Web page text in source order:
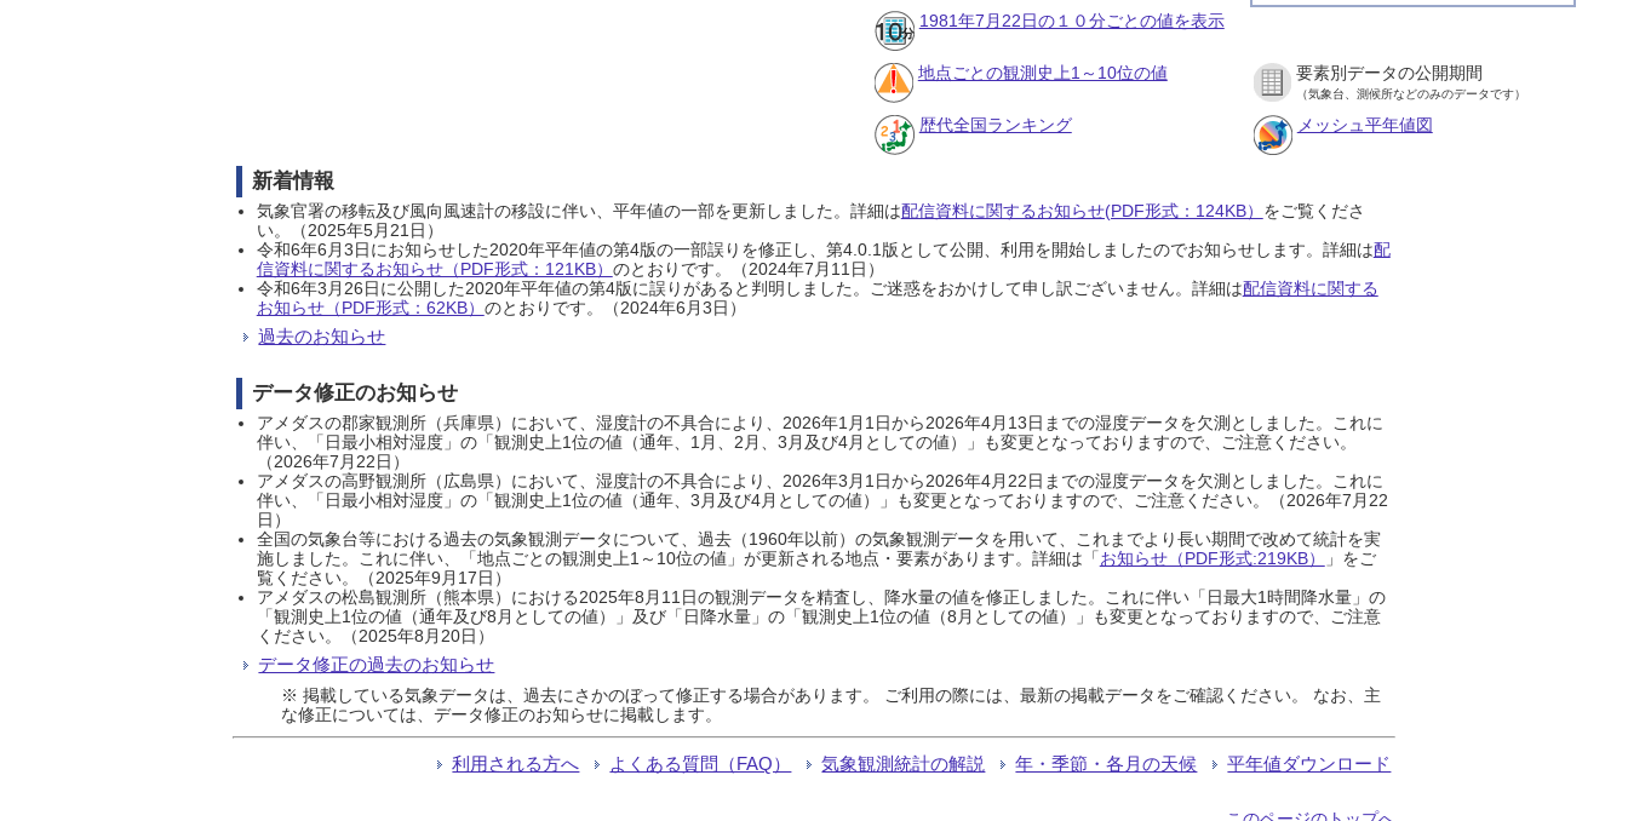
1981年7月22日の１０分ごとの値を表示
地点ごとの観測史上1～10位の値 要素別データの公開期間
（気象台、測候所などのみのデータです）
歴代全国ランキング メッシュ平年値図
新着情報
気象官署の移転及び風向風速計の移設に伴い、平年値の一部を更新しました。詳細は配信資料に関するお知らせ(PDF形式：124KB） をご覧くださ
い。（2025年5月21日）
令和6年6月3日にお知らせした2020年平年値の第4版の一部誤りを修正し、第4.0.1版として公開、利用を開始しましたのでお知らせします。詳細は配
信資料に関するお知らせ（PDF形式：121KB） のとおりです。（2024年7月11日）
令和6年3月26日に公開した2020年平年値の第4版に誤りがあると判明しました。ご迷惑をおかけして申し訳ございません。詳細は配信資料に関する
お知らせ（PDF形式：62KB） のとおりです。（2024年6月3日）
過去のお知らせ
データ修正のお知らせ
アメダスの郡家観測所（兵庫県）において、湿度計の不具合により、2026年1月1日から2026年4月13日までの湿度データを欠測としました。これに
伴い、「日最小相対湿度」の「観測史上1位の値（通年、1月、2月、3月及び4月としての値）」も変更となっておりますので、ご注意ください。
（2026年7月22日）
アメダスの高野観測所（広島県）において、湿度計の不具合により、2026年3月1日から2026年4月22日までの湿度データを欠測としました。これに
伴い、「日最小相対湿度」の「観測史上1位の値（通年、3月及び4月としての値）」も変更となっておりますので、ご注意ください。（2026年7月22
日）
全国の気象台等における過去の気象観測データについて、過去（1960年以前）の気象観測データを用いて、これまでより長い期間で改めて統計を実
施しました。これに伴い、「地点ごとの観測史上1～10位の値」が更新される地点・要素があります。詳細は「お知らせ（PDF形式:219KB）
」をご
覧ください。（2025年9月17日）
アメダスの松島観測所（熊本県）における2025年8月11日の観測データを精査し、降水量の値を修正しました。これに伴い「日最大1時間降水量」の
「観測史上1位の値（通年及び8月としての値）」及び「日降水量」の「観測史上1位の値（8月としての値）」も変更となっておりますので、ご注意
ください。（2025年8月20日）
データ修正の過去のお知らせ
※ 掲載している気象データは、過去にさかのぼって修正する場合があります。 ご利用の際には、最新の掲載データをご確認ください。 なお、主
な修正については、データ修正のお知らせに掲載します。
利用される方へ よくある質問（FAQ） 気象観測統計の解説 年・季節・各月の天候 平年値ダウンロード